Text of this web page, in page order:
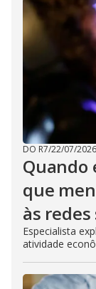
DO R7/22/07/2026
Quando
que
às redes
Especialista
atividade